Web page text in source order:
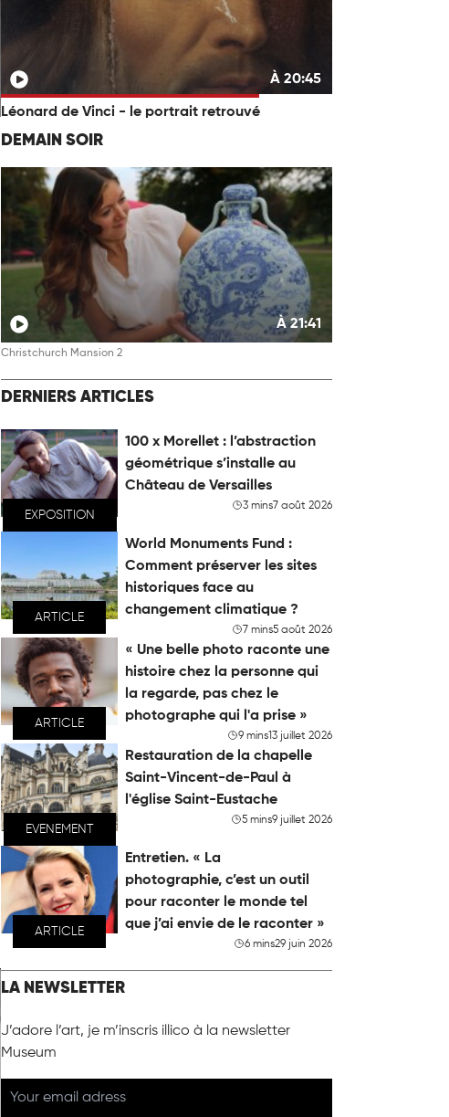
À 20:45
Léonard de Vinci - le portrait retrouvé
DEMAIN SOIR
À 21:41
Christchurch Mansion 2
DERNIERS ARTICLES
EXPOSITION
100 x Morellet : l’abstraction
géométrique s’installe au
Château de Versailles
3 mins7 août 2026
ARTICLE
World Monuments Fund :
Comment préserver les sites
historiques face au
changement climatique ?
7 mins5 août 2026
ARTICLE
« Une belle photo raconte une
histoire chez la personne qui
la regarde, pas chez le
photographe qui l'a prise »
9 mins13 juillet 2026
EVENEMENT
Restauration de la chapelle
Saint-Vincent-de-Paul à
l'église Saint-Eustache
5 mins9 juillet 2026
ARTICLE
Entretien. « La
photographie, c’est un outil
pour raconter le monde tel
que j’ai envie de le raconter »
6 mins29 juin 2026
LA NEWSLETTER
J’adore l’art, je m’inscris illico à la newsletter
Museum